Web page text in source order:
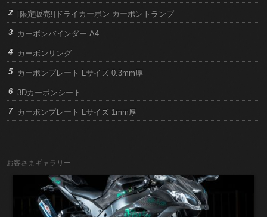
[限定販売!]ドライカーボン カーボントランプ
カーボンバインダー A4
カーボンリング
カーボンプレート Lサイズ 0.3mm厚
3Dカーボンシート
カーボンプレート Lサイズ 1mm厚
お客さまギャラリー